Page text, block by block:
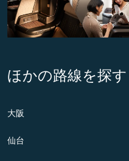
ほかの路線を探す
大阪
仙台